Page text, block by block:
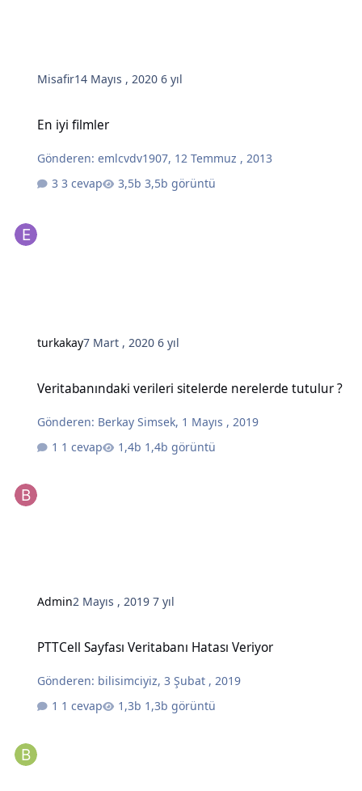
Misafir14 Mayıs , 20206 yıl
En iyi filmler
Gönderen:emlcvdv1907, 12 Temmuz , 2013
3 cevap
3,5b görüntü
turkakay7 Mart , 20206 yıl
Veritabanındaki verileri sitelerde nerelerde tutulur ?
Gönderen: Berkay Simsek, 1 Mayıs , 2019
1 cevap
1,4b görüntü
Admin2 Mayıs , 20197 yıl
PTTCell Sayfası Veritabanı Hatası Veriyor
Gönderen: bilisimciyiz,3 Şubat , 2019
1 cevap
1,3b görüntü